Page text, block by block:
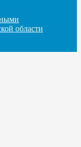
области